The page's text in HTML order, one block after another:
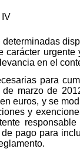
IV
en el
para
marzo de
euros, y se
y
pago para